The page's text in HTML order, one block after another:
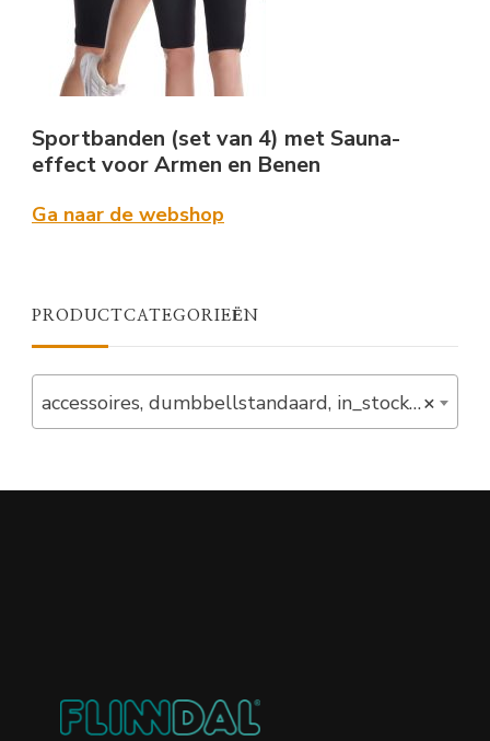
Sportbanden (set van 4) met Sauna-
effect voor Armen en Benen
Ga naar de webshop
PRODUCTCATEGORIEËN
×
accessoires, dumbbellstandaard, in_stock, powerdeals, standaards (1)